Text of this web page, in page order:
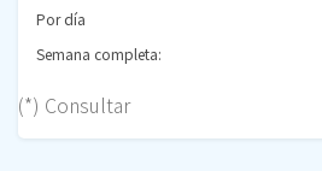
Por día
Semana completa:
(*) Consultar